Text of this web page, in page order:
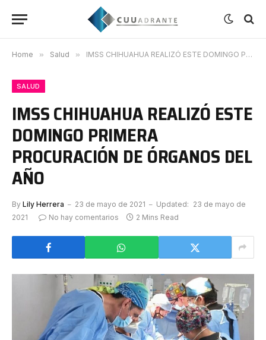
Home » Salud » IMSS CHIHUAHUA REALIZÓ ESTE DOMINGO PRIMERA PROCURACIÓN DE ÓRGANOS DEL AÑO
SALUD
IMSS CHIHUAHUA REALIZÓ ESTE
DOMINGO PRIMERA
PROCURACIÓN DE ÓRGANOS DEL
AÑO
By Lily Herrera 23 de mayo de 2021 Updated: 23 de mayo de
2021
No hay comentarios 2 Mins Read